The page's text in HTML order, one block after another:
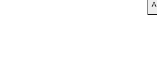
A